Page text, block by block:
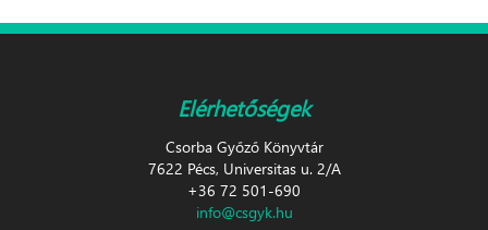
Elérhetőségek
Csorba Győző Könyvtár
7622 Pécs, Universitas u. 2/A
+36 72 501-690
info@csgyk.hu